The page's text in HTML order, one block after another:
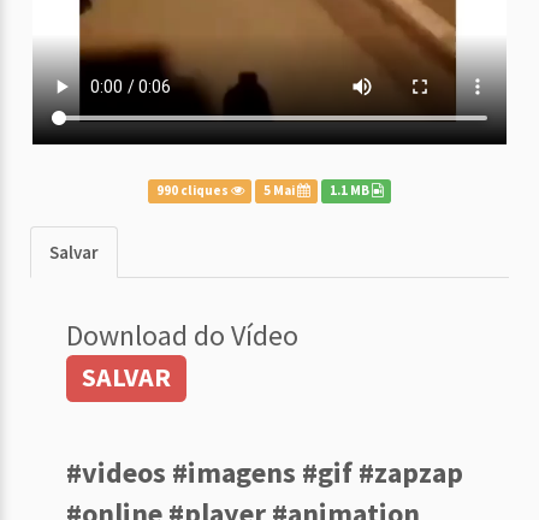
990 cliques 5 Mai 1.1 MB
Salvar
Download do Vídeo
SALVAR
#videos #imagens #gif #zapzap